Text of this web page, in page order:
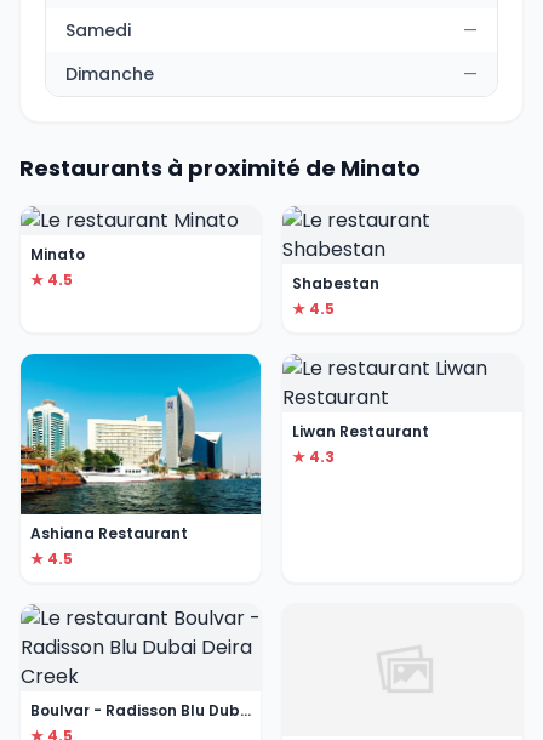
Samedi
—
Dimanche
—
Restaurants à proximité de Minato
Minato
★ 4.5
Shabestan
★ 4.5
Ashiana Restaurant
★ 4.5
Liwan Restaurant
★ 4.3
Boulvar - Radisson Blu Dubai Deira Creek